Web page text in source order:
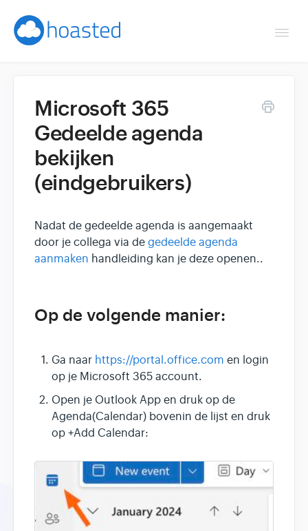
Helpdesk
Optimaliseren & debuggen
Reseller & developer
Contact
Klantenpaneel →
Microsoft 365
Gedeelde agenda
bekijken
(eindgebruikers)
Nadat de gedeelde agenda is aangemaakt
door je collega via de gedeelde agenda
aanmaken handleiding kan je deze openen..
Op de volgende manier:
Ga naar https://portal.office.com en login
op je Microsoft 365 account.
Open je Outlook App en druk op de
Agenda(Calendar) bovenin de lijst en druk
op +Add Calendar: